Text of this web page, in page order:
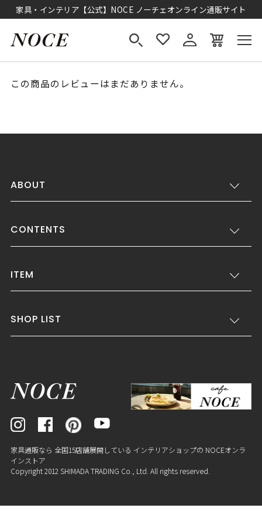
家具・インテリア【公式】NOCE ノーチェオンライン通販サイト
この商品のレビューはまだありません。
ABOUT
CONTENTS
ITEM
SHOP LIST
家具通販なら 全国15店舗展開している インテリアショップの NOCEオンラ
インストア
Copyright 2012 SHIMADA TRADING Co., Ltd. All rights reserved.